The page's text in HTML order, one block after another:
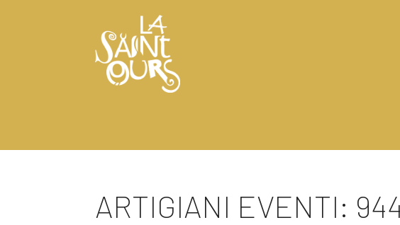
ARTIGIANI EVENTI: